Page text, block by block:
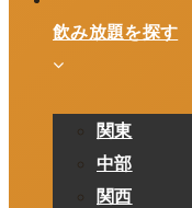
飲み放題を探す
関東
中部
関西